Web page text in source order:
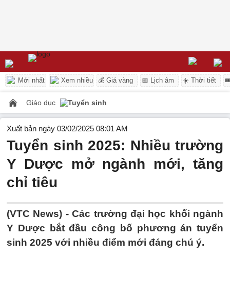
Mới nhất Xem nhiều 💰 Giá vàng 📅 Lịch âm ☀️ Thời tiết
Giáo dục Tuyển sinh
Xuất bản ngày 03/02/2025 08:01 AM
Tuyển sinh 2025: Nhiều trường
Y Dược mở ngành mới, tăng
chỉ tiêu
(VTC News) -Các trường đại học khối ngành
Y Dược bắt đầu công bố phương án tuyển
sinh 2025 với nhiều điểm mới đáng chú ý.